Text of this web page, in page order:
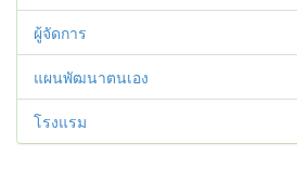
ผู้จัดการ
แผนพัฒนาตนเอง
โรงแรม